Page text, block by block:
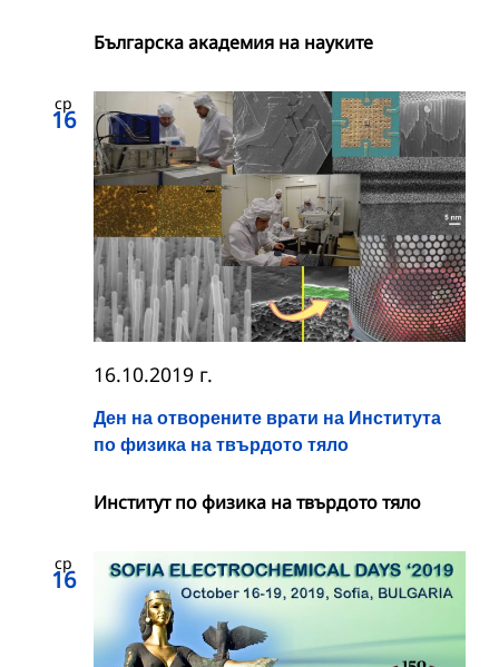
Българска академия на науките
ср
16
Ден на отворените врати на Института
по физика на твърдото тяло
16.10.2019 г.
Институт по физика на твърдото тяло
ср
16